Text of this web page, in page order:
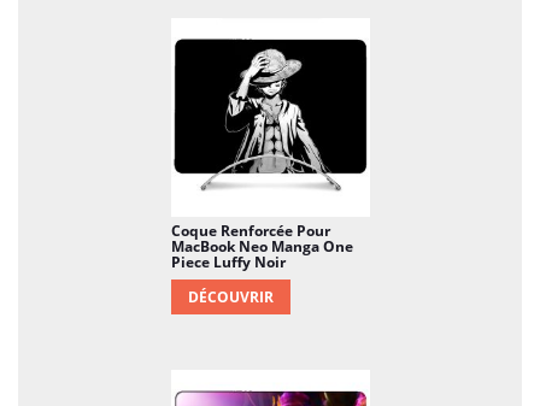
Coque Renforcée Pour
MacBook Neo Manga One
Piece Luffy Noir
DÉCOUVRIR